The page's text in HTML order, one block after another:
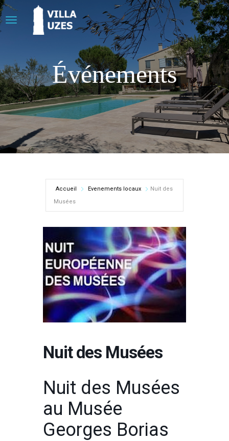
Événements
Accueil Evenements locaux
Nuit des
Musées
Nuit des Musées
Nuit des Musées
au Musée
Georges Borias